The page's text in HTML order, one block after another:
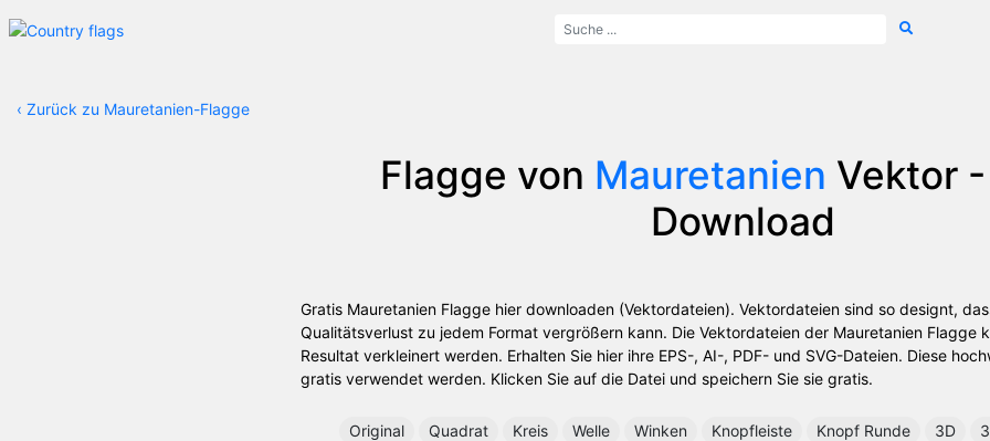
‹ Zurück zu Mauretanien-Flagge
Flagge von Mauretanien Vektor
Download
Gratis Mauretanien Flagge hier downloaden (Vektordateien). Vektordateien sind so designt,
Qualitätsverlust zu jedem Format vergrößern kann. Die Vektordateien der Mauretanien Flagge
Resultat verkleinert werden. Erhalten Sie hier ihre EPS-, AI-, PDF- und SVG-Dateien. Diese
gratis verwendet werden. Klicken Sie auf die Datei und speichern Sie sie gratis.
Original Quadrat Kreis Welle Winken Knopfleiste Knopf Runde 3D